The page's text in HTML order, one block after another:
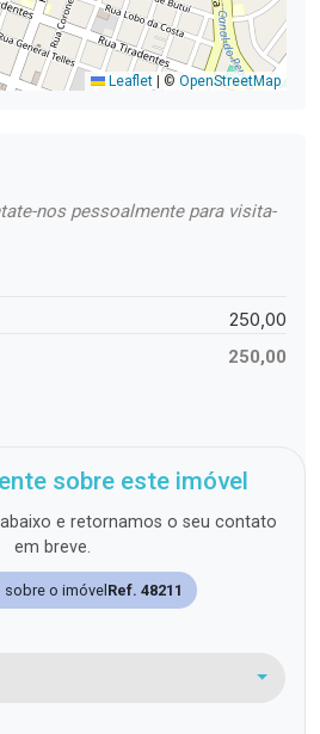
Leaflet | © OpenStreetMap
nos pessoalmente para visita-
250,00
250,00
sobre este imóvel
e retornamos o seu contato
em breve.
sobre o imóvelRef. 48211